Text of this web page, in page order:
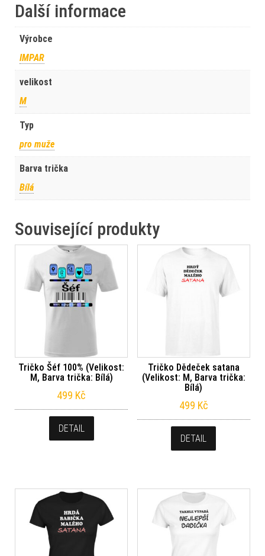
Další informace
Výrobce
IMPAR
velikost
M
Typ
pro muže
Barva trička
Bílá
Související produkty
Tričko Šéf 100% (Velikost:
M, Barva trička: Bílá)
499 Kč
DETAIL
Tričko Dědeček satana
(Velikost: M, Barva trička:
Bílá)
499 Kč
DETAIL